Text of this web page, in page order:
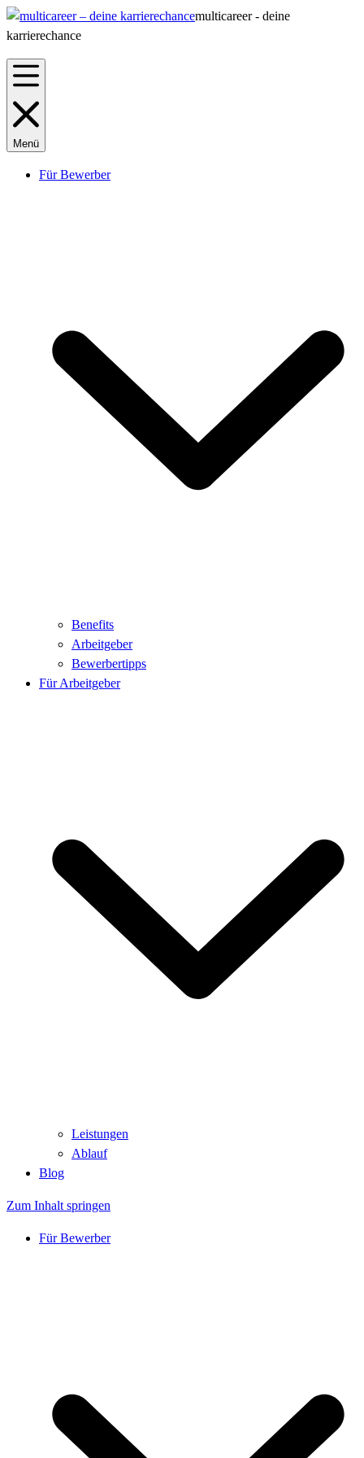
multicareer - deine
karrierechance
Menü
Für Bewerber
Benefits
Arbeitgeber
Bewerbertipps
Für Arbeitgeber
Leistungen
Ablauf
Blog
Zum Inhalt springen
Für Bewerber